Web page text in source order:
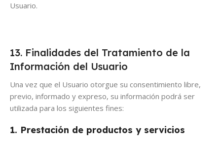
Usuario.
13. Finalidades del Tratamiento de la
Información del Usuario
Una vez que el Usuario otorgue su consentimiento libre,
previo, informado y expreso, su información podrá ser
utilizada para los siguientes fines:
1. Prestación de productos y servicios